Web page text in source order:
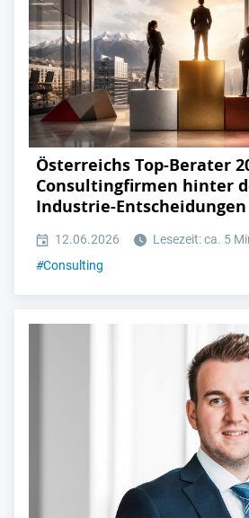
Österreichs Top-Berater
Consultingfirmen hinter
Industrie-Entscheidungen
12.06.2026
Lesezeit: ca. 5
#Consulting